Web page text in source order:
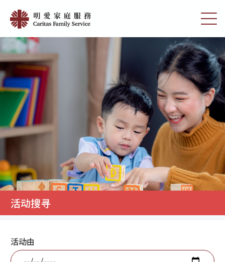
main
content
切
换
选
单
明
務
活动搜寻
活动由